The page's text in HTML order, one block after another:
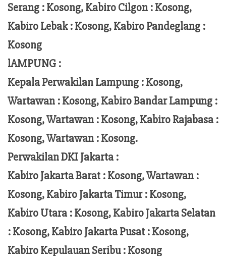
Serang : Kosong, Kabiro Cilgon : Kosong,
Kabiro Lebak : Kosong, Kabiro Pandeglang :
Kosong
lAMPUNG :
Kepala Perwakilan Lampung :Kosong,
Wartawan : Kosong, Kabiro Bandar Lampung :
Kosong, Wartawan : Kosong, Kabiro Rajabasa :
Kosong, Wartawan : Kosong.
Perwakilan DKI Jakarta :
Kabiro Jakarta Barat : Kosong, Wartawan :
Kosong, Kabiro Jakarta Timur : Kosong,
Kabiro Utara : Kosong, Kabiro Jakarta Selatan
: Kosong, Kabiro Jakarta Pusat : Kosong,
Kabiro Kepulauan Seribu : Kosong